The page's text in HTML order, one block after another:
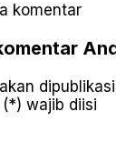
komentar
wajib diisi